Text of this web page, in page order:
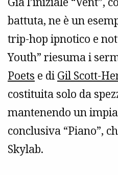
battuta, ne è un
trip-hop ipnotico e
Youth” riesuma i
Poets e di Gil Scott-
costituita solo da
mantenendo un
conclusiva “Piano”,
Skylab.